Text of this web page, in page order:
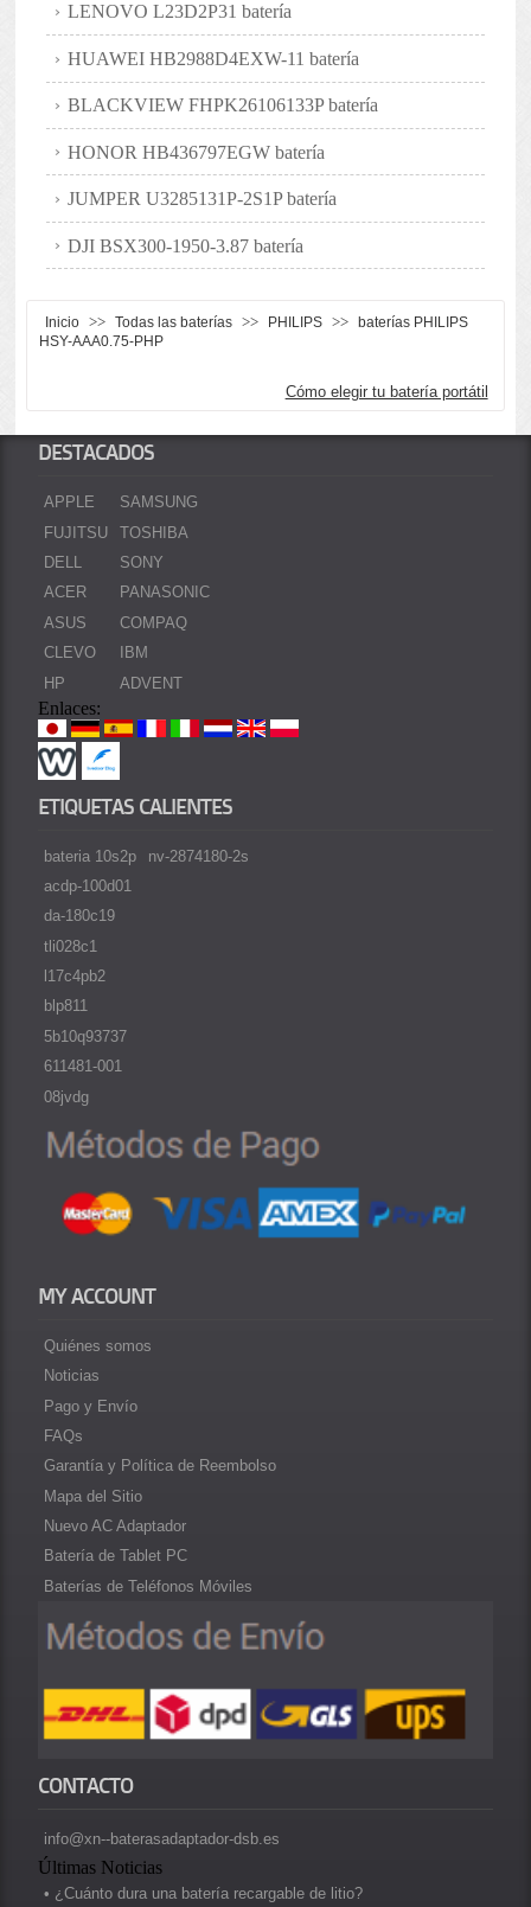
LENOVO L23D2P31 batería
HUAWEI HB2988D4EXW-11 batería
BLACKVIEW FHPK26106133P batería
HONOR HB436797EGW batería
JUMPER U3285131P-2S1P batería
DJI BSX300-1950-3.87 batería
Inicio >> Todas las baterías >> PHILIPS >>
baterías PHILIPS
HSY-AAA0.75-PHP
Cómo elegir tu batería portátil
DESTACADOS
APPLE
FUJITSU
DELL
ACER
ASUS
CLEVO
HP
SAMSUNG
TOSHIBA
SONY
PANASONIC
COMPAQ
IBM
ADVENT
Enlaces:
ETIQUETAS CALIENTES
bateria 10s2p
acdp-100d01
da-180c19
tli028c1
l17c4pb2
blp811
5b10q93737
611481-001
08jvdg
nv-2874180-2s
MY ACCOUNT
Quiénes somos
Noticias
Pago y Envío
FAQs
Garantía y Política de Reembolso
Mapa del Sitio
Nuevo AC Adaptador
Batería de Tablet PC
Baterías de Teléfonos Móviles
CONTACTO
info@xn--baterasadaptador-dsb.es
Últimas Noticias
• ¿Cuánto dura una batería recargable de litio?